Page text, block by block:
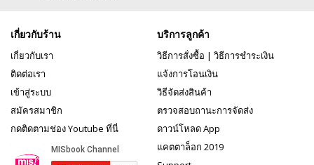
เกี่ยวกับร้าน
เกี่ยวกับเรา
ติดต่อเรา
เข้าสู่ระบบ
สมัครสมาชิก
กดติดตามช่อง Youtube ที่นี่
บริการลูกค้า
วิธีการสั่งซื้อ | วิธีการชำระเงิน
แจ้งการโอนเงิน
วิธีจัดส่งสินค้า
ตรวจสอบถานะการจัดส่ง
ดาวน์โหลด App
แคตตาล็อก 2019